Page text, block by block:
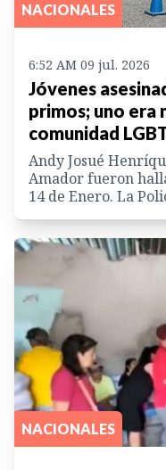
NACIONALES
6:52 AM 09 jul. 2026
Jóvenes
primos; uno era
comunidad
Andy Josué
Amador fueron
14 de Enero. La
NACIONALES